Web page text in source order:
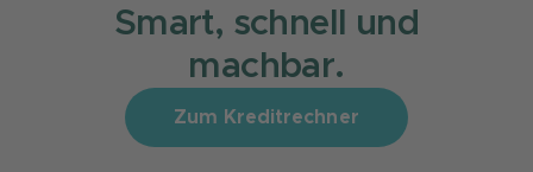
Smart, schnell und
machbar.
Zum Kreditrechner